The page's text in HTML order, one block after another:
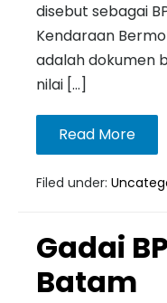
disebut sebagai
Kendaraan
adalah dokumen
nilai […]
Read More
Filed under:
Gadai
Batam